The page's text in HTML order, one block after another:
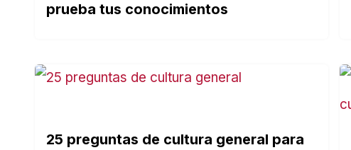
prueba tus conocimientos
25 preguntas de cultura general para